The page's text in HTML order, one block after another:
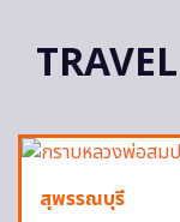
TRAVEL
สุพรรณบุรี